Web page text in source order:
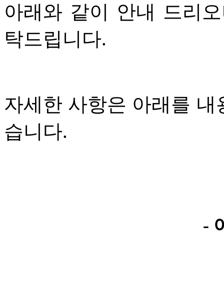
아래와 같이 안내 드리
탁드립니다.
자세한 사항은 아래를
습니다.
-